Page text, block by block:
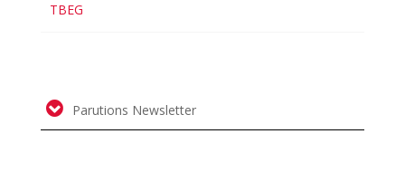
TBEG
Parutions Newsletter